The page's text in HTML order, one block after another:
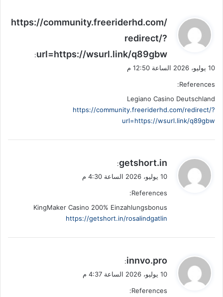
ي
و
ل
https://community.freeriderhd.com/
redirect/?
url=https://wsurl.link/q89gbw
:
10 يوليو، 2026 الساعة 12:50 م
References:
Legiano Casino Deutschland
https://community.freeriderhd.com/redirect/?
url=https://wsurl.link/q89gbw
ي
ل
getshort.in
:
10 يوليو، 2026 الساعة 4:30 م
References:
KingMaker Casino 200% Einzahlungsbonus
https://getshort.in/rosalindgatlin
ي
ل
innvo.pro
:
10 يوليو، 2026 الساعة 4:37 م
References: